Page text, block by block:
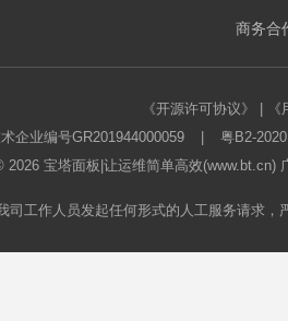
商务合
《开源许可协议》
企业编号GR201944000059
粤B2-
2026 宝塔面板 |让运维简单高效
司工作人员发起任何形式的人工服务请求，